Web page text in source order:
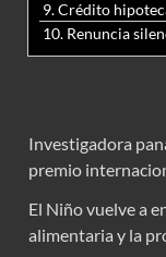
10. Renuncia
Investigadora
premio
El Niño vuelve a
alimentaria y la